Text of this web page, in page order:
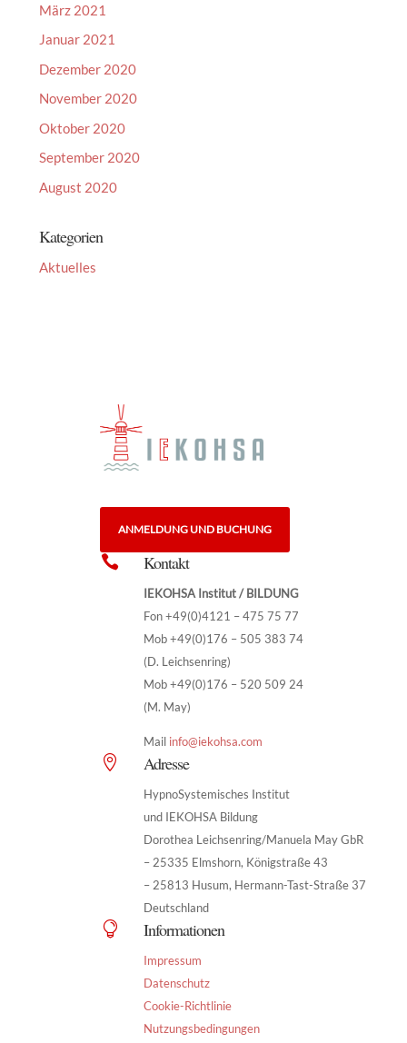
März 2021
Januar 2021
Dezember 2020
November 2020
Oktober 2020
September 2020
August 2020
Kategorien
Aktuelles
ANMELDUNG UND BUCHUNG
 Kontakt
IEKOHSA Institut / BILDUNG
Fon +49(0)4121 – 475 75 77
Mob +49(0)176 – 505 383 74
(D. Leichsenring)
Mob +49(0)176 – 520 509 24
(M. May)
Mail info@iekohsa.com
 Adresse
HypnoSystemisches Institut
und IEKOHSA Bildung
Dorothea Leichsenring/Manuela May GbR
– 25335 Elmshorn, Königstraße 43
– 25813 Husum, Hermann-Tast-Straße 37
Deutschland
 Informationen
Impressum
Datenschutz
Cookie-Richtlinie
Nutzungsbedingungen